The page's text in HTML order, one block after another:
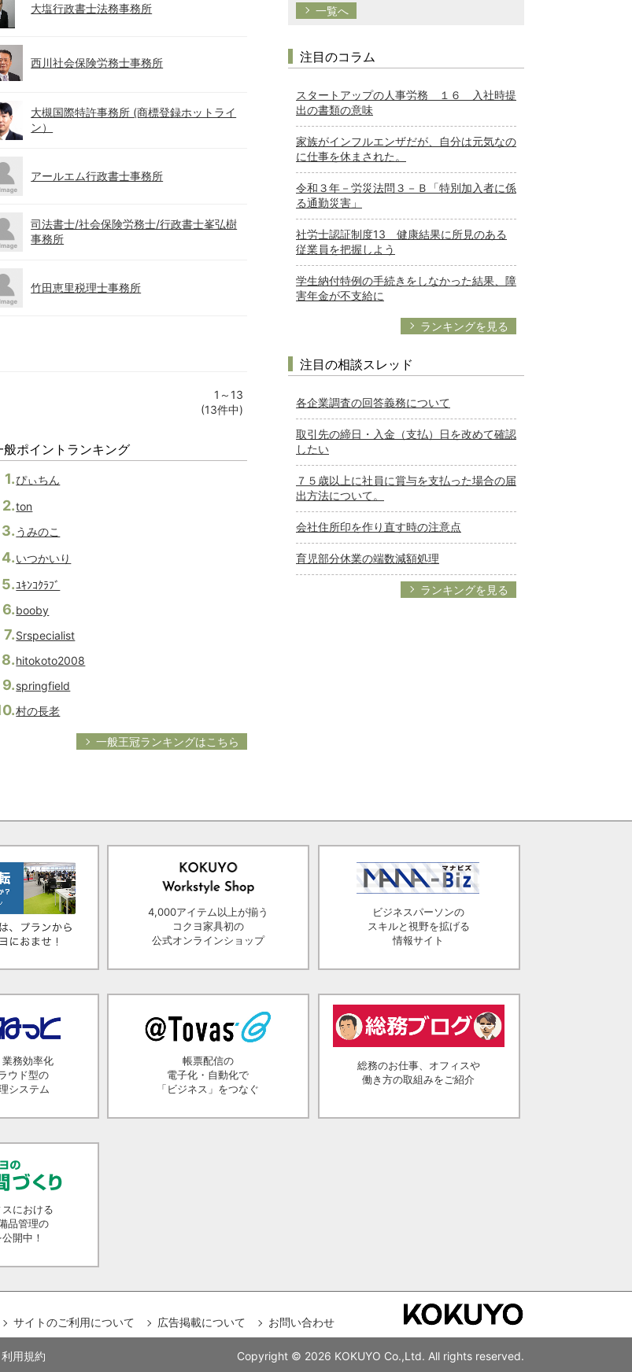
大塩行政書士法務事務所
西川社会保険労務士事務所
大槻国際特許事務所 (商標登録ホットライ
ン）
アールエム行政書士事務所
司法書士/社会保険労務士/行政書士峯弘樹
事務所
竹田恵里税理士事務所
1～13
(13件中)
般ポイントランキング
ぴぃちん
ton
うみのこ
いつかいり
ﾕｷﾝｺｸﾗﾌﾞ
booby
Srspecialist
hitokoto2008
springfield
村の長老
一般王冠ランキングはこちら
一覧へ
注目のコラム
スタートアップの人事労務 １６ 入社時提
出の書類の意味
家族がインフルエンザだが、自分は元気なの
に仕事を休まされた。
令和３年－労災法問３－Ｂ「特別加入者に係
る通勤災害」
社労士認証制度13 健康結果に所見のある
従業員を把握しよう
学生納付特例の手続きをしなかった結果、障
害年金が不支給に
ランキングを見る
注目の相談スレッド
各企業調査の回答義務について
取引先の締日・入金（支払）日を改めて確認
したい
７５歳以上に社員に賞与を支払った場合の届
出方法について。
会社住所印を作り直す時の注意点
育児部分休業の端数減額処理
ランキングを見る
4,000アイテム以上が揃う
コクヨ家具初の
公式オンラインショップ
ビジネスパーソンの
スキルと視野を拡げる
情報サイト
業務効率化
ウド型の
システム
帳票配信の
電子化・自動化で
「ビジネス」をつなぐ
総務のお仕事、オフィスや
働き方の取組みをご紹介
における
品管理の
開中！
サイトのご利用について 広告掲載について お問い合わせ
利用規約 Copyright © 2026 KOKUYO Co.,Ltd. All rights reserved.